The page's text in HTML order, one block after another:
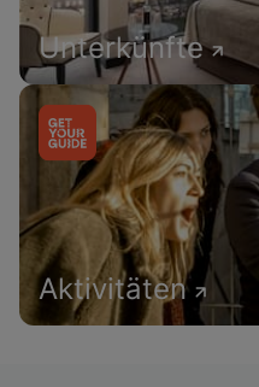
Unterkünfte
Aktivitäten